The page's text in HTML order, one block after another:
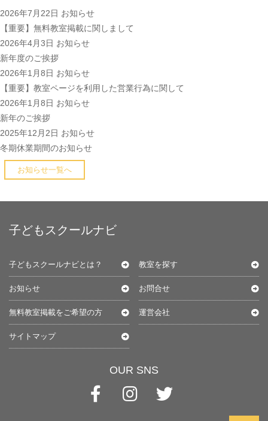
2026年7月22日 お知らせ
【重要】無料教室掲載に関しまして
2026年4月3日 お知らせ
新年度のご挨拶
2026年1月8日 お知らせ
【重要】教室ページを利用した営業行為に関して
2026年1月8日 お知らせ
新年のご挨拶
2025年12月2日 お知らせ
冬期休業期間のお知らせ
お知らせ一覧へ
子どもスクールナビ
子どもスクールナビとは？ 教室を探す
お知らせ お問合せ
無料教室掲載をご希望の方 運営会社
サイトマップ
OUR SNS